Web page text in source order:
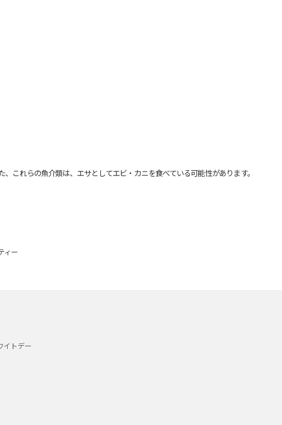
これらの魚介類は、エサとしてエビ・カニを食べている可能性があります。
ィー
イトデー